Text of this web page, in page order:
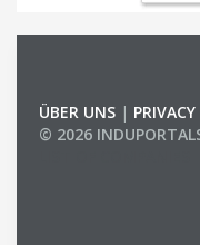
ÜBER UNS |
© 2026